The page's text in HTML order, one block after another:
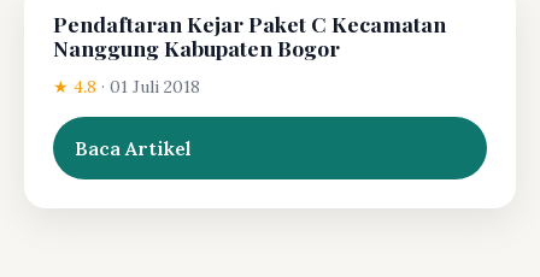
Pendaftaran Kejar Paket C Kecamatan
Nanggung Kabupaten Bogor
★ 4.8 · 01 Juli 2018
Baca Artikel